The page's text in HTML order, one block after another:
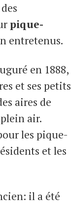
pique-
entretenus.
en 1888,
et ses petits
aires de
air.
les pique-
et les
il a été